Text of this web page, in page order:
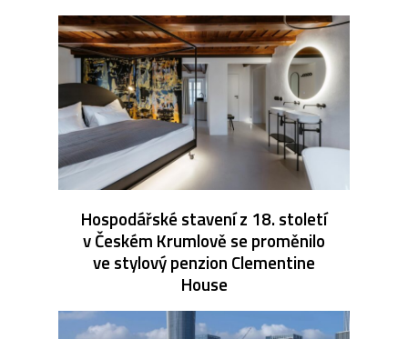
Hospodářské stavení z 18. století
v Českém Krumlově se proměnilo
ve stylový penzion Clementine
House